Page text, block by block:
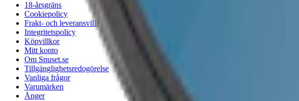
18-årsgräns
Cookiepolicy
Frakt- och leveransvillkor
Integritetspolicy
Köpvillkor
Mitt konto
Om Snuset.se
Tillgänglighetsredogörelse
Vanliga frågor
Varumärken
Ånger